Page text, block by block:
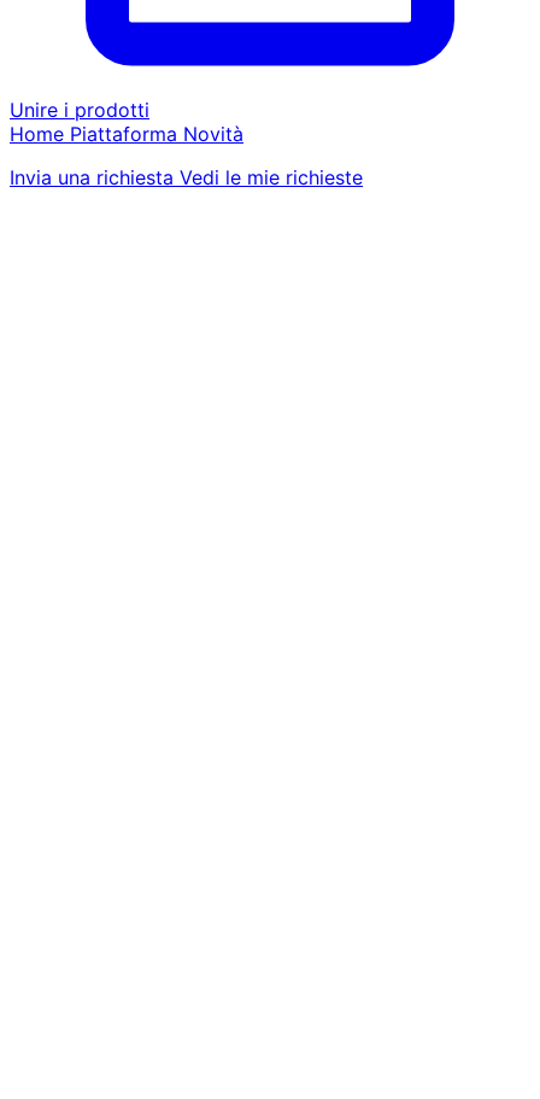
Unire i prodotti
Home Piattaforma Novità
Invia una richiesta Vedi le mie richieste